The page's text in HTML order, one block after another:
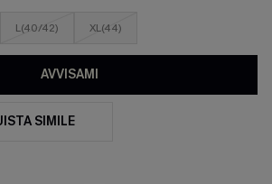
L(40/42) XL(44)
AVVISAMI
SIMILE